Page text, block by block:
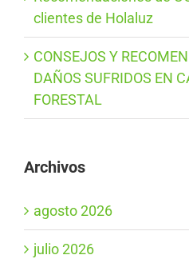
clientes de Holaluz
CONSEJOS Y
DAÑOS SUFRIDOS EN
FORESTAL
Archivos
agosto 2026
julio 2026